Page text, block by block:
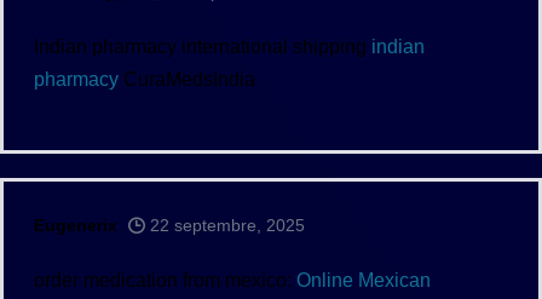
Indian pharmacy international shipping indian
pharmacy CuraMedsIndia
Eugenerix 22 septembre, 2025
order medication from mexico: Online Mexican